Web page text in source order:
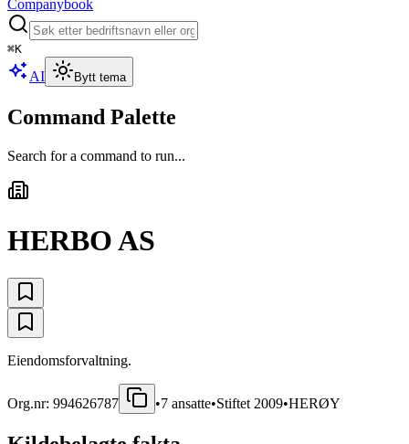
Companybook
⌘K
AI Bytt tema
Command Palette
Search for a command to run...
HERBO AS
Eiendomsforvaltning.
Org.nr: 994626787 •7 ansatte•Stiftet 2009•HERØY